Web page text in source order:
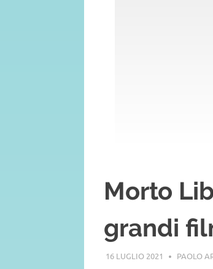
Morto
grandi
16 LUGLIO 2021 PAOLO